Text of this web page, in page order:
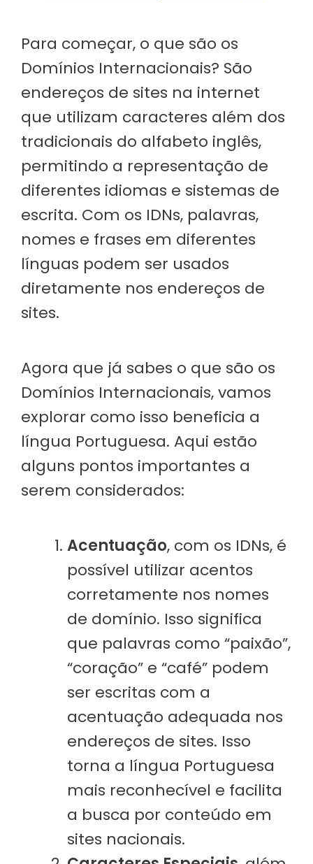
Para começar, o que são os
Domínios Internacionais? São
endereços de sites na internet
que utilizam caracteres além dos
tradicionais do alfabeto inglês,
permitindo a representação de
diferentes idiomas e sistemas de
escrita. Com os IDNs, palavras,
nomes e frases em diferentes
línguas podem ser usados
diretamente nos endereços de
sites.
Agora que já sabes o que são os
Domínios Internacionais, vamos
explorar como isso beneficia a
língua Portuguesa. Aqui estão
alguns pontos importantes a
serem considerados:
Acentuação, com os IDNs, é
possível utilizar acentos
corretamente nos nomes
de domínio. Isso significa
que palavras como “paixão”,
“coração” e “café” podem
ser escritas com a
acentuação adequada nos
endereços de sites. Isso
torna a língua Portuguesa
mais reconhecível e facilita
a busca por conteúdo em
sites nacionais.